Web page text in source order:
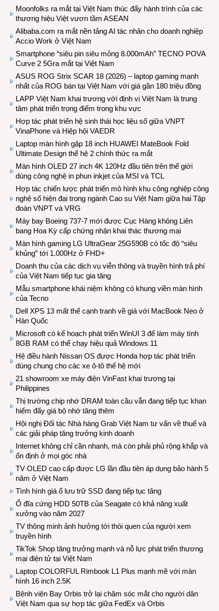
Moonfolks ra mắt tại Việt Nam thúc đẩy hành trình của các
thương hiệu Việt vươn tầm ASEAN
Alibaba.com ra mắt nền tảng AI tác nhân cho doanh nghiệp
Accio Work ở Việt Nam
Smartphone “siêu pin siêu mỏng 8.000mAh” TECNO POVA
Curve 2 5Gra mắt tại Việt Nam
ASUS ROG Strix SCAR 18 (2026) – laptop gaming mạnh
nhất của ROG bán tại Việt Nam với giá gần 180 triệu đồng
LAPP Việt Nam khai trương với định vị Việt Nam là trung
tâm phát triển trọng điểm trong khu vực
Hợp tác phát triển hệ sinh thái học liệu số giữa VNPT
VinaPhone và Hiệp hội VAEDR
Laptop màn hình gập 18 inch HUAWEI MateBook Fold
Ultimate Design thế hệ 2 chính thức ra mắt
Màn hình OLED 27 inch 4K 120Hz đầu tiên trên thế giới
dùng công nghệ in phun inkjet của MSI và TCL
Hợp tác chiến lược phát triển mô hình khu công nghiệp công
nghệ số hiện đại trong ngành Cao su Việt Nam giữa hai Tập
đoàn VNPT và VRG
Máy bay Boeing 737-7 mới được Cục Hàng không Liên
bang Hoa Kỳ cấp chứng nhận khai thác thương mại
Màn hình gaming LG UltraGear 25G590B có tốc độ “siêu
khủng” tới 1.000Hz ở FHD+
Doanh thu của các dịch vụ viễn thông và truyền hình trả phí
của Việt Nam tiếp tục gia tăng
Mẫu smartphone khái niệm không có khung viền màn hình
của Tecno
Dell XPS 13 mất thế cạnh tranh về giá với MacBook Neo ở
Hàn Quốc
Microsoft có kế hoạch phát triển WinUI 3 để làm máy tính
8GB RAM có thể chạy hiệu quả Windows 11
Hệ điều hành Nissan OS được Honda hợp tác phát triển
dùng chung cho các xe ô-tô thế hệ mới
21 showroom xe máy điện VinFast khai trương tại
Philippines
Thị trường chip nhớ DRAM toàn cầu vẫn đang tiếp tục khan
hiếm đẩy giá bộ nhớ tăng thêm
Hội nghị Đối tác Nhà hàng Grab Việt Nam tư vấn về thuế và
các giải pháp tăng trưởng kinh doanh
Internet không chỉ cần nhanh, mà còn phải phủ rộng khắp và
ổn định ở mọi góc nhà
TV OLED cao cấp được LG lần đầu tiên áp dụng bảo hành 5
năm ở Việt Nam
Tình hình giá ổ lưu trữ SSD đang tiếp tục tăng
Ổ đĩa cứng HDD 50TB của Seagate có khả năng xuất
xưởng vào năm 2027
TV thông minh ảnh hưởng tới thói quen của người xem
truyền hình
TikTok Shop tăng trưởng mạnh và nỗ lực phát triển thương
mại điện tử tại Việt Nam
Laptop COLORFUL Rimbook L1 Plus mạnh mẽ với màn
hình 16 inch 2.5K
Bệnh viện Bay Orbis trở lại chăm sóc mắt cho người dân
Việt Nam qua sự hợp tác giữa FedEx và Orbis